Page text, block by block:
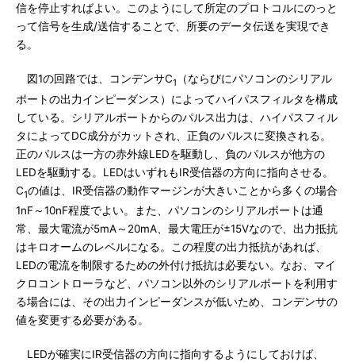
信を停止すればよい。このようにして所定のプロトコルにのっと
って信号を生成/送信することで、所要のデータ伝送を実現でき
る。
図1の回路では、コンデンサC1
（ならびにパソコンのシリアル
ポートの出力インピーダンス）によってハイパスフィルタを構成
している。シリアルポートからのパルス出力は、ハイパスフィル
タによってDC成分がカットされ、正負のパルスに変換される。
正のパルスは一方の赤外線LEDを駆動し、負のパルスが他方の
LEDを駆動する。LEDはいずれもIR受信器の方向に指向させる。
C1の値は、IR受信器の動作マージンが大きいことから多くの場合
1nF～10nF程度でよい。また、パソコンのシリアルポートは通
常、最大電流が5mA～20mA、最大電圧が±15Vなので、出力抵抗
はキロオームのレベルになる。この程度の出力抵抗があれば、
LEDの電流を制限するための外付け抵抗は必要ない。なお、マイ
クロコントローラなど、パソコン以外のシリアルポートを利用す
る場合には、その出力インピーダンスが低いため、コンデンサの
値を変更する必要がある。
LEDが確実にIR受信器の方向に指向するようにしておけば、